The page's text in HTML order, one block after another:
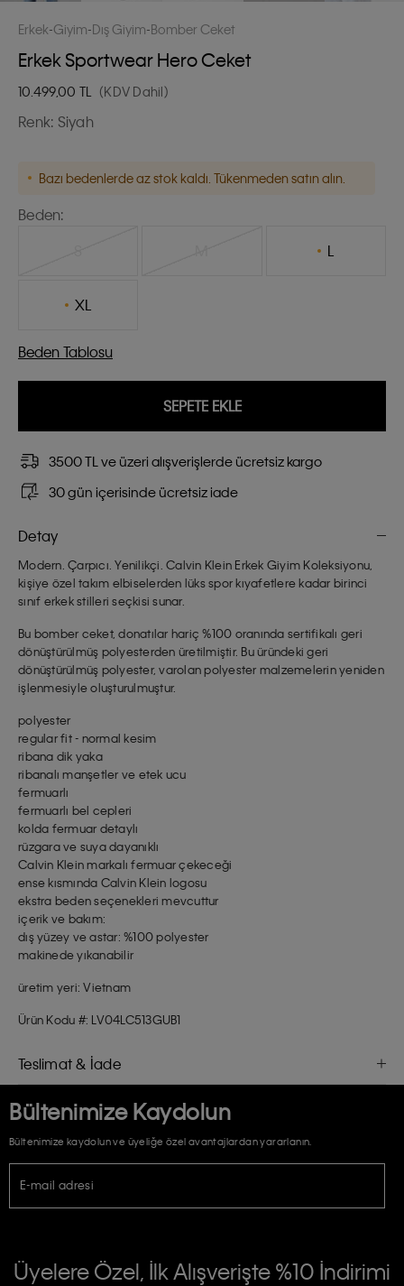
Erkek Giyim Dış Giyim Bomber Ceket
Erkek Sportwear Hero Ceket
10.499,00 TL (KDV Dahil)
Renk: Siyah
Bazı bedenlerde az stok kaldı. Tükenmeden satın alın.
Beden:
L
XL
Beden Tablosu
SEPETE EKLE
3500 TL ve üzeri alışverişlerde ücretsiz kargo
30 gün içerisinde ücretsiz iade
Detay
Modern. Çarpıcı. Yenilikçi. Calvin Klein Erkek Giyim Koleksiyonu,
kişiye özel takım elbiselerden lüks spor kıyafetlere kadar birinci
sınıf erkek stilleri seçkisi sunar.
Bu bomber ceket, donatılar hariç %100 oranında sertifikalı geri
dönüştürülmüş polyesterden üretilmiştir. Bu üründeki geri
dönüştürülmüş polyester, varolan polyester malzemelerin yeniden
işlenmesiyle oluşturulmuştur.
polyester
regular fit - normal kesim
ribana dik yaka
ribanalı manşetler ve etek ucu
fermuarlı
fermuarlı bel cepleri
kolda fermuar detaylı
rüzgara ve suya dayanıklı
Calvin Klein markalı fermuar çekeceği
ense kısmında Calvin Klein logosu
ekstra beden seçenekleri mevcuttur
içerik ve bakım:
dış yüzey ve astar: %100 polyester
makinede yıkanabilir
üretim yeri: Vietnam
Ürün Kodu #: LV04LC513GUB1
Teslimat & İade
Bültenimize Kaydolun
Bültenimize kaydolun ve üyeliğe özel avantajlardan yararlanın.
E-mail adresi
E-Bülten
İŞLENMESİ HAKKINDA AÇIK RIZA VE ONAY METNİ
Üyelere Özel, İlk Alışverişte %10 İndirimi